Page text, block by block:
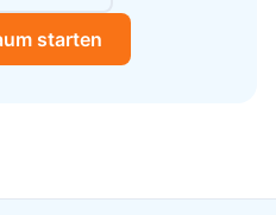
starten